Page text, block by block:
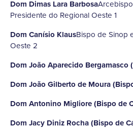
Dom Dimas Lara Barbosa
Presidente do Regional Oeste 1
Dom Canísio KlausBispo de Sinop
Oeste 2
Dom João Aparecido Bergamasco
Dom João Gilberto de Moura
Dom Antonino Migliore (Bispo de
Dom Jacy Diniz Rocha (Bispo de